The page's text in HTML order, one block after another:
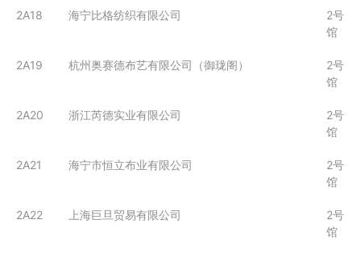
2A18 海宁比格纺织有限公司
2号
馆
2A19 杭州奥赛德布艺有限公司（御珑阁）
2号
馆
2A20 浙江芮德实业有限公司
2号
馆
2A21 海宁市恒立布业有限公司
2号
馆
2A22 上海巨旦贸易有限公司
2号
馆